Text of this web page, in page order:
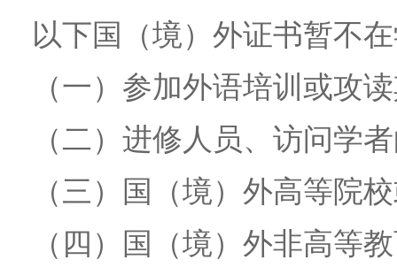
以下国（境）外证书暂不
（一）参加外语培训或攻
（二）进修人员、访问学
（三）国（境）外高等院
（四）国（境）外非高等